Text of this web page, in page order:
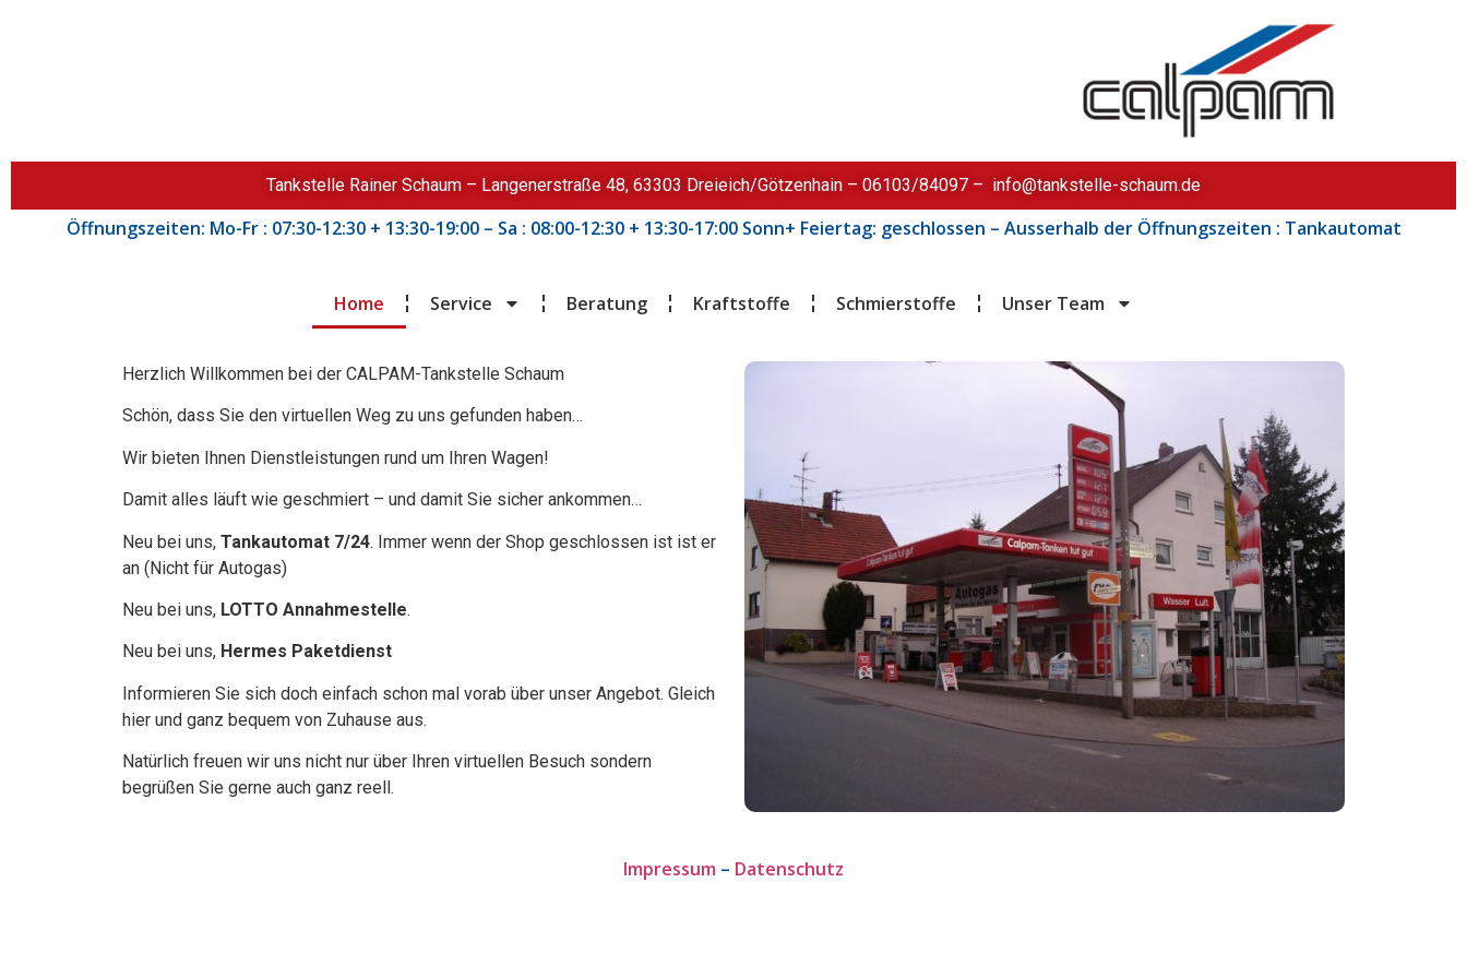
Tankstelle Rainer Schaum – Langenerstraße 48, 63303 Dreieich/Götzenhain – 06103/84097 – info@tankstelle-schaum.de
Öffnungszeiten: Mo-Fr : 07:30-12:30 + 13:30-19:00 – Sa : 08:00-12:30 + 13:30-17:00 Sonn+ Feiertag: geschlossen – Ausserhalb der Öffnungszeiten : Tankautomat
Home Service Beratung Kraftstoffe Schmierstoffe Unser Team
Herzlich Willkommen bei der CALPAM-Tankstelle Schaum
Schön, dass Sie den virtuellen Weg zu uns gefunden haben…
Wir bieten Ihnen Dienstleistungen rund um Ihren Wagen!
Damit alles läuft wie geschmiert – und damit Sie sicher ankommen…
Neu bei uns, Tankautomat 7/24. Immer wenn der Shop geschlossen ist ist er
an (Nicht für Autogas)
Neu bei uns, LOTTO Annahmestelle.
Neu bei uns, Hermes Paketdienst
Informieren Sie sich doch einfach schon mal vorab über unser Angebot. Gleich
hier und ganz bequem von Zuhause aus.
Natürlich freuen wir uns nicht nur über Ihren virtuellen Besuch sondern
begrüßen Sie gerne auch ganz reell.
Impressum – Datenschutz